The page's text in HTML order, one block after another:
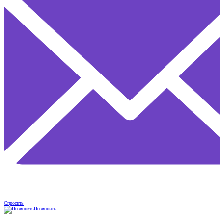
Спросить
Позвонить